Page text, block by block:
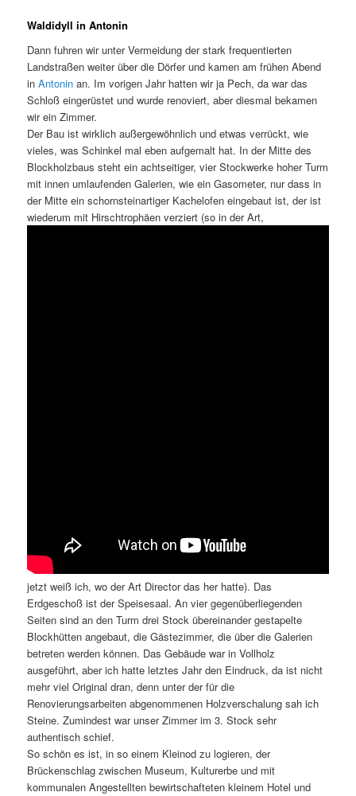
Waldidyll in Antonin
Dann fuhren wir unter Vermeidung der stark frequentierten
Landstraßen weiter über die Dörfer und kamen am frühen Abend
inAntonin an. Im vorigen Jahr hatten wir ja Pech, da war das
Schloß eingerüstet und wurde renoviert, aber diesmal bekamen
wir ein Zimmer.
Der Bau ist wirklich außergewöhnlich und etwas verrückt, wie
vieles, was Schinkel mal eben aufgemalt hat. In der Mitte des
Blockholzbaus steht ein achtseitiger, vier Stockwerke hoher Turm
mit innen umlaufenden Galerien, wie ein Gasometer, nur dass in
der Mitte ein schornsteinartiger Kachelofen eingebaut ist, der ist
wiederum mit Hirschtrophäen verziert (so in der Art,
jetzt weiß ich, wo der Art Director das her hatte). Das
Erdgeschoß ist der Speisesaal. An vier gegenüberliegenden
Seiten sind an den Turm drei Stock übereinander gestapelte
Blockhütten angebaut, die Gästezimmer, die über die Galerien
betreten werden können. Das Gebäude war in Vollholz
ausgeführt, aber ich hatte letztes Jahr den Eindruck, da ist nicht
mehr viel Original dran, denn unter der für die
Renovierungsarbeiten abgenommenen Holzverschalung sah ich
Steine. Zumindest war unser Zimmer im 3. Stock sehr
authentisch schief.
So schön es ist, in so einem Kleinod zu logieren, der
Brückenschlag zwischen Museum, Kulturerbe und mit
kommunalen Angestellten bewirtschafteten kleinem Hotel und